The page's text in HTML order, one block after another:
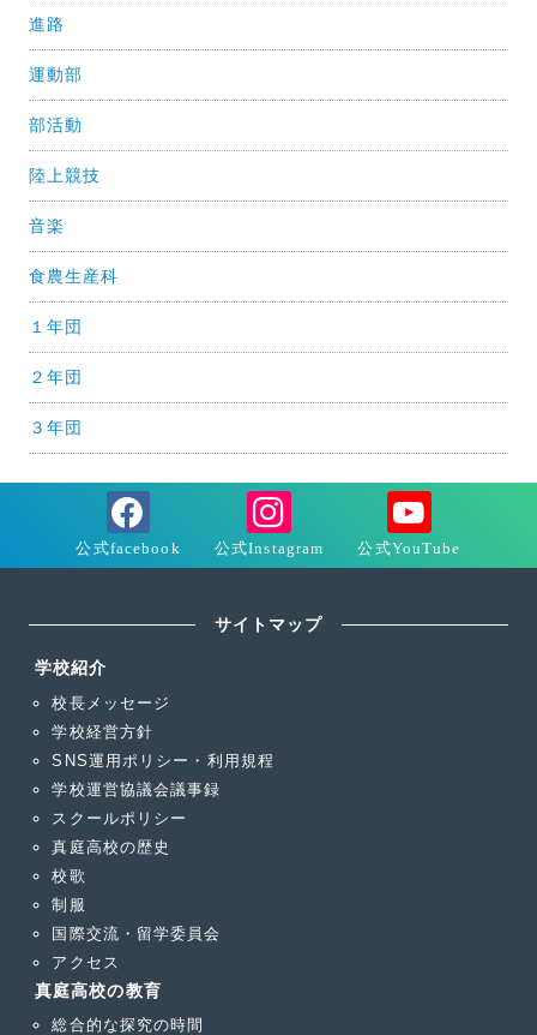
進路
運動部
部活動
陸上競技
音楽
食農生産科
１年団
２年団
３年団
サイトマップ
学校紹介
校長メッセージ
学校経営方針
SNS運用ポリシー・利用規程
学校運営協議会議事録
スクールポリシー
真庭高校の歴史
校歌
制服
国際交流・留学委員会
アクセス
真庭高校の教育
総合的な探究の時間